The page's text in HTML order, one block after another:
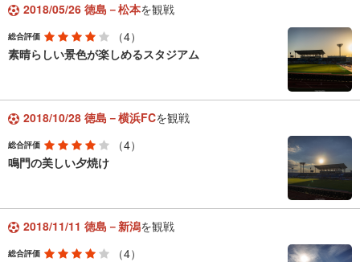
2018/05/26 徳島－松本を観戦
総合評価
（4）
素晴らしい景色が楽しめるスタジアム
2018/10/28 徳島－横浜FCを観戦
総合評価
（4）
鳴門の美しい夕焼け
2018/11/11 徳島－新潟を観戦
総合評価
（4）